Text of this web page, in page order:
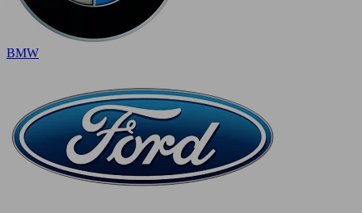
BMW